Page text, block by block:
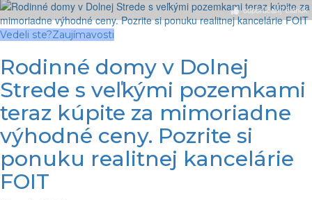
odporúčaný článok
Vedeli ste?Zaujímavosti
Rodinné domy v Dolnej
Strede s veľkými pozemkami
teraz kúpite za mimoriadne
výhodné ceny. Pozrite si
ponuku realitnej kancelárie
FOIT